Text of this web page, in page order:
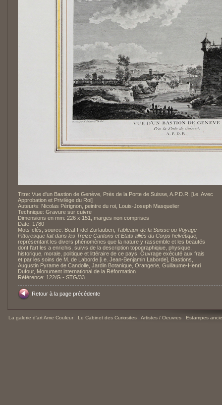
Titre: Vue d'un Bastion de Genève, Près de la Porte de Suisse, A.P.D.R. [i.e. Avec
Approbation et Privilège du Roi]
Auteur/s: Nicolas Pérignon, peintre du roi, Louis-Joseph Masquelier
Technique: Gravure sur cuivre
Dimensions en mm: 226 x 151, marges non comprises
Date: 1780
Mots-clés, source: Beat Fidel Zurlauben, Tableaux de la Suisse ou Voyage
Pittoresque fait dans les Treize Cantons et Etats alliés du Corps helvétique,
représentant les divers phénomènes que la nature y rassemble et les beautés
dont l'art les a enrichis, suivis de la description topographiqiue, physique,
historique, morale, politique et littéraire de ce pays. Ouvrage exécuté aux frais
et par les soins de M. de Laborde [i.e. Jean-Benjamin Laborde], Bastions,
Augustin Pyrame de Candolle, Jardin Botanique, Orangerie, Guillaume-Henri
Dufour, Monument international de la Réformation
Référence: 122/G - STG/33
Retour à la page précédente
La galerie d'art Ame Couleur - Le Cabinet des Curiosites -Artistes / Oeuvres - Estampes